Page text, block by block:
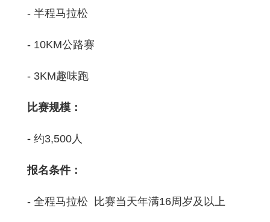
- 半程马拉松
- 10KM公路赛
- 3KM趣味跑
比赛规模：
- 约3,500人
报名条件：
- 全程马拉松 比赛当天年满16周岁及以上